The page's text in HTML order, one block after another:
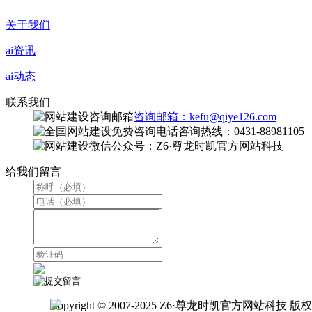
关于我们
ai资讯
ai动态
联系我们
咨询邮箱：kefu@qiye126.com
咨询热线：0431-88981105
微信公众号：Z6·尊龙时凯官方网站科技
给我们留言
Copyright © 2007-2025 Z6·尊龙时凯官方网站科技 版